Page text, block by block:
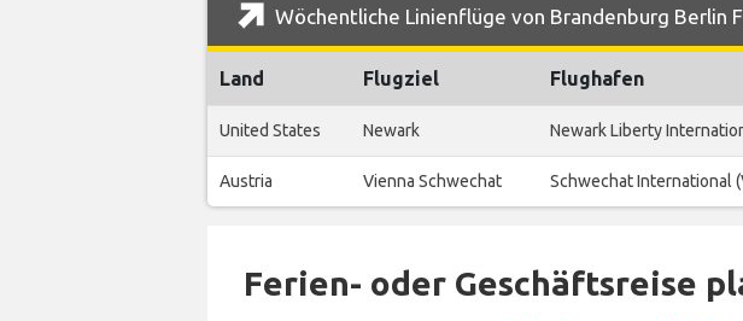
Wöchentliche Linienflüge von Brandenburg Berlin
Land Flugziel Flughafen
United States Newark Newark Liberty
Austria Vienna Schwechat Schwechat International
Ferien- oder Geschäftsreise